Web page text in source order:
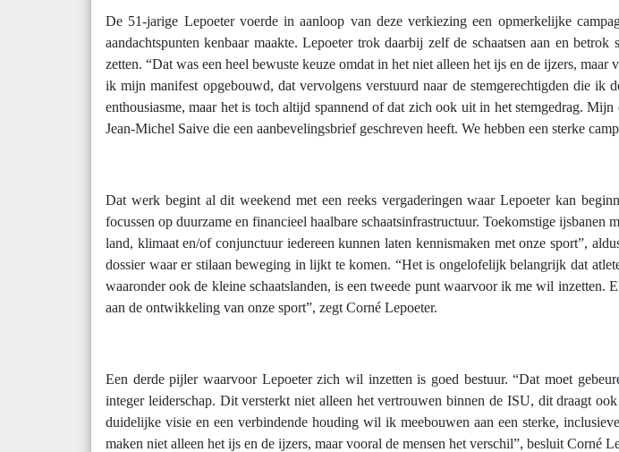
De 51-jarige Lepoeter voerde in aanloop van deze verkiezing een opmerkelijke
aandachtspunten kenbaar maakte. Lepoeter trok daarbij zelf de schaatsen aan en
zetten. “Dat was een heel bewuste keuze omdat in het niet alleen het ijs en de ijzers,
ik mijn manifest opgebouwd, dat vervolgens verstuurd naar de stemgerechtigden die
enthousiasme, maar het is toch altijd spannend of dat zich ook uit in het stemgedrag.
Jean-Michel Saive die een aanbevelingsbrief geschreven heeft. We hebben een sterke
Dat werk begint al dit weekend met een reeks vergaderingen waar Lepoeter kan
focussen op duurzame en financieel haalbare schaatsinfrastructuur. Toekomstige
land, klimaat en/of conjunctuur iedereen kunnen laten kennismaken met onze sport”,
dossier waar er stilaan beweging in lijkt te komen. “Het is ongelofelijk belangrijk dat
waaronder ook de kleine schaatslanden, is een tweede punt waarvoor ik me wil
aan de ontwikkeling van onze sport”, zegt Corné Lepoeter.
Een derde pijler waarvoor Lepoeter zich wil inzetten is goed bestuur. “Dat moet
integer leiderschap. Dit versterkt niet alleen het vertrouwen binnen de ISU, dit draagt
duidelijke visie en een verbindende houding wil ik meebouwen aan een sterke,
maken niet alleen het ijs en de ijzers, maar vooral de mensen het verschil”, besluit Corné